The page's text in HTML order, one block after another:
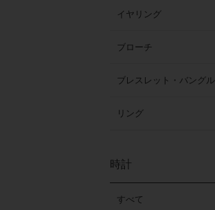
イヤリング
ブローチ
ブレスレット・バングル
リング
時計
すべて